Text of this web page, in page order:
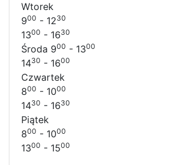
Wtorek
900 - 1230
1300 - 1630
Środa 900 - 1300
1430 - 1600
Czwartek
800 - 1000
1430 - 1630
Piątek
800 - 1000
1300 - 1500